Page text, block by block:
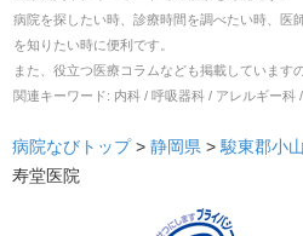
病院を探したい時、診療時間を調べたい時、医
を知りたい時に便利です。
また、役立つ医療コラムなども掲載しています
関連キーワード: 内科 / 呼吸器科 / アレルギー科
病院なびトップ > 静岡県 >駿東郡小山
寿堂医院